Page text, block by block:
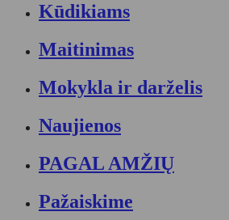
Kūdikiams
Maitinimas
Mokykla ir darželis
Naujienos
PAGAL AMŽIŲ
Pažaiskime